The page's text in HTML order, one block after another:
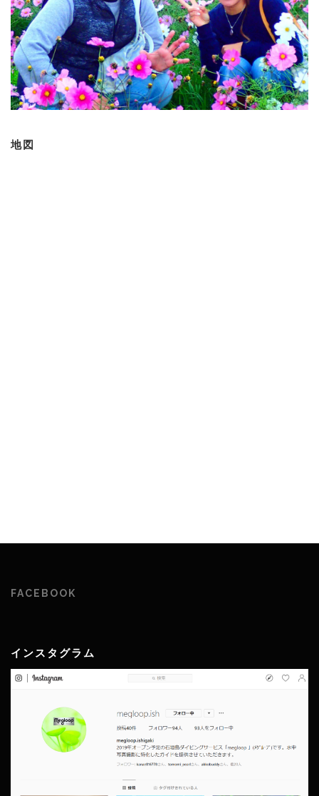
地図
FACEBOOK
インスタグラム